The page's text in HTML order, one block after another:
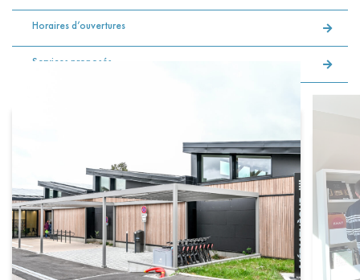
Horaires d’ouvertures
Services proposés